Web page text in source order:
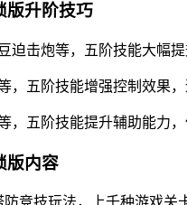
版升阶技巧
迫击炮等，五阶技能大幅
，五阶技能增强控制效果，
，五阶技能提升辅助能力
版内容